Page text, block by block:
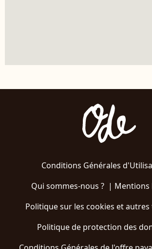
Conditions Générales
Qui sommes-nous ?| Mentions
Politique sur les cookies et
Politique de protection des